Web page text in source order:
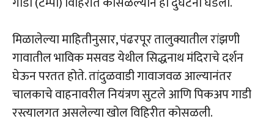
मिळालेल्या माहितीनुसार, पंढरपूर तालुक्यातील रांझणी
गावातील भाविक मसवड येथील सिद्धनाथ मंदिराचे दर्शन
घेऊन परतत होते. तांदुळवाडी गावाजवळ आल्यानंतर
चालकाचे वाहनावरील नियंत्रण सुटले आणि पिकअप गाडी
रस्त्यालगत असलेल्या खोल विहिरीत कोसळली.